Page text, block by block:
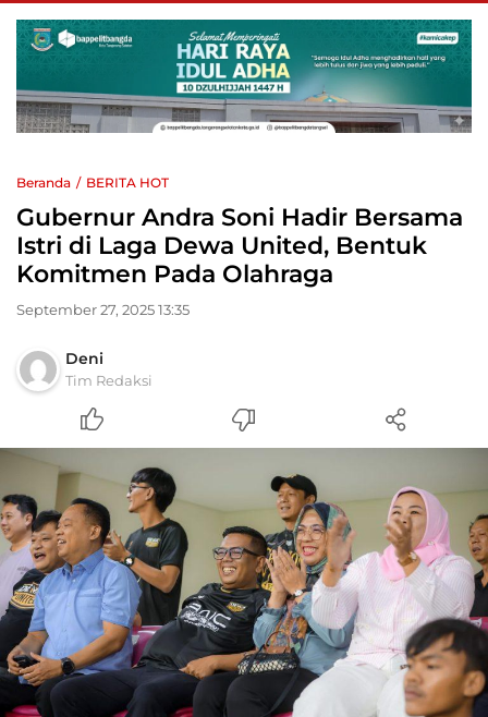
Beranda BERITA HOT
Gubernur Andra Soni Hadir Bersama
Istri di Laga Dewa United, Bentuk
Komitmen Pada Olahraga
September 27, 2025 13:35
Deni
Tim Redaksi